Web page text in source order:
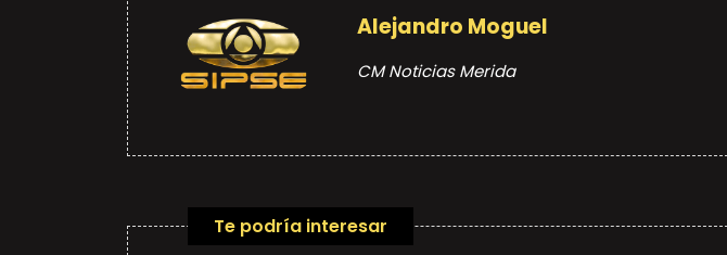
Alejandro Moguel
CM Noticias Merida
Te podría interesar